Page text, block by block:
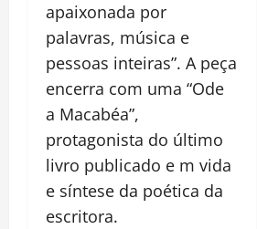
apaixonada por
palavras, música e
pessoas inteiras”. A peça
encerra com uma “Ode
a Macabéa”,
protagonista do último
livro publicado e m vida
e síntese da poética da
escritora.